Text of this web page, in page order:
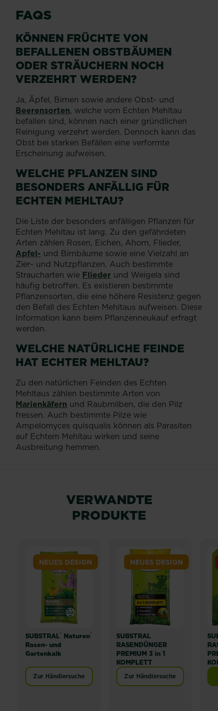
FAQS
KÖNNEN FRÜCHTE VON
BEFALLENEN OBSTBÄUMEN
ODER STRÄUCHERN NOCH
VERZEHRT WERDEN?
Ja, Äpfel, Birnen sowie andere Obst- und
Beerensorten, welche vom Echten Mehltau
befallen sind, können nach einer gründlichen
Reinigung verzehrt werden. Dennoch kann das
Obst bei starken Befällen eine verformte
Erscheinung aufweisen.
WELCHE PFLANZEN SIND
BESONDERS ANFÄLLIG FÜR
ECHTEN MEHLTAU?
Die Liste der besonders anfälligen Pflanzen für
Echten Mehltau ist lang. Zu den gefährdeten
Arten zählen Rosen, Eichen, Ahorn, Flieder,
Apfel- und Birnbäume sowie eine Vielzahl an
Zier- und Nutzpflanzen. Auch bestimmte
Straucharten wie Flieder und Weigela sind
häufig betroffen. Es existieren bestimmte
Pflanzensorten, die eine höhere Resistenz gegen
den Befall des Echten Mehltaus aufweisen. Diese
Information kann beim Pflanzenneukauf erfragt
werden.
WELCHE NATÜRLICHE FEINDE
HAT ECHTER MEHLTAU?
Zu den natürlichen Feinden des Echten
Mehltaus zählen bestimmte Arten von
Marienkäfern und Raubmilben, die den Pilz
fressen. Auch bestimmte Pilze wie
Ampelomyces quisqualis können als Parasiten
auf Echtem Mehltau wirken und seine
Ausbreitung hemmen.
VERWANDTE
PRODUKTE
SUBSTRAL® Naturen®
Rasen- und
Gartenkalk
Zur Händlersuche
NEUES DESIGN
SUBSTRAL
RASENDÜNGER
PREMIUM 3 in 1
KOMPLETT
Zur Händlersuche
NEUES DESIGN